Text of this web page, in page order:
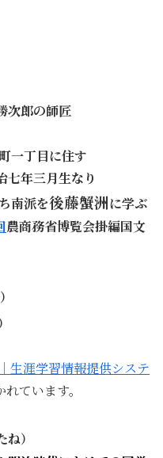
次郎の師匠
一丁目に住す
七年三月生なり
南派を後藤蟹洲に学ぶ
農商務省博覧会掛編国文
生涯学習情報提供システ
ています。
）